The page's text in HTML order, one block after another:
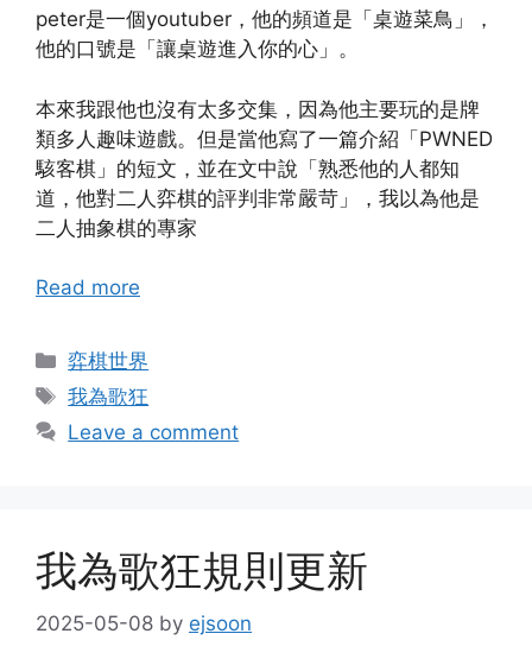
peter是一個youtuber，他的頻道是「桌遊菜鳥」，
他的口號是「讓桌遊進入你的心」。
本來我跟他也沒有太多交集，因為他主要玩的是牌
類多人趣味遊戲。但是當他寫了一篇介紹「PWNED
駭客棋」的短文，並在文中說「熟悉他的人都知
道，他對二人弈棋的評判非常嚴苛」，我以為他是
二人抽象棋的專家
Read more
Categories
弈棋世界
Tags
我為歌狂
Leave a comment
我為歌狂規則更新
2025-05-08 by ejsoon